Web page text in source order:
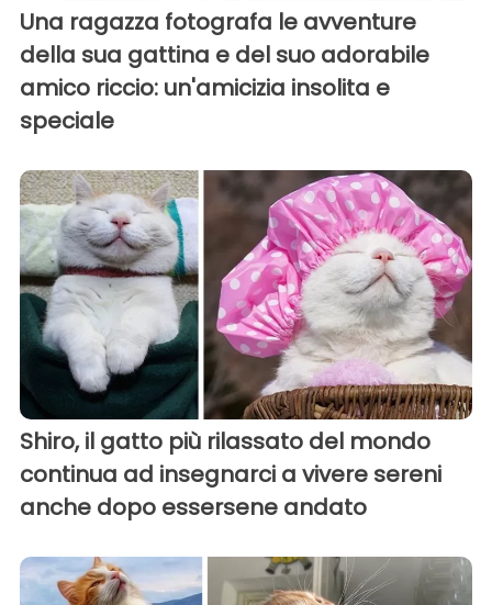
Una ragazza fotografa le avventure
della sua gattina e del suo adorabile
amico riccio: un'amicizia insolita e
speciale
Shiro, il gatto più rilassato del mondo
continua ad insegnarci a vivere sereni
anche dopo essersene andato